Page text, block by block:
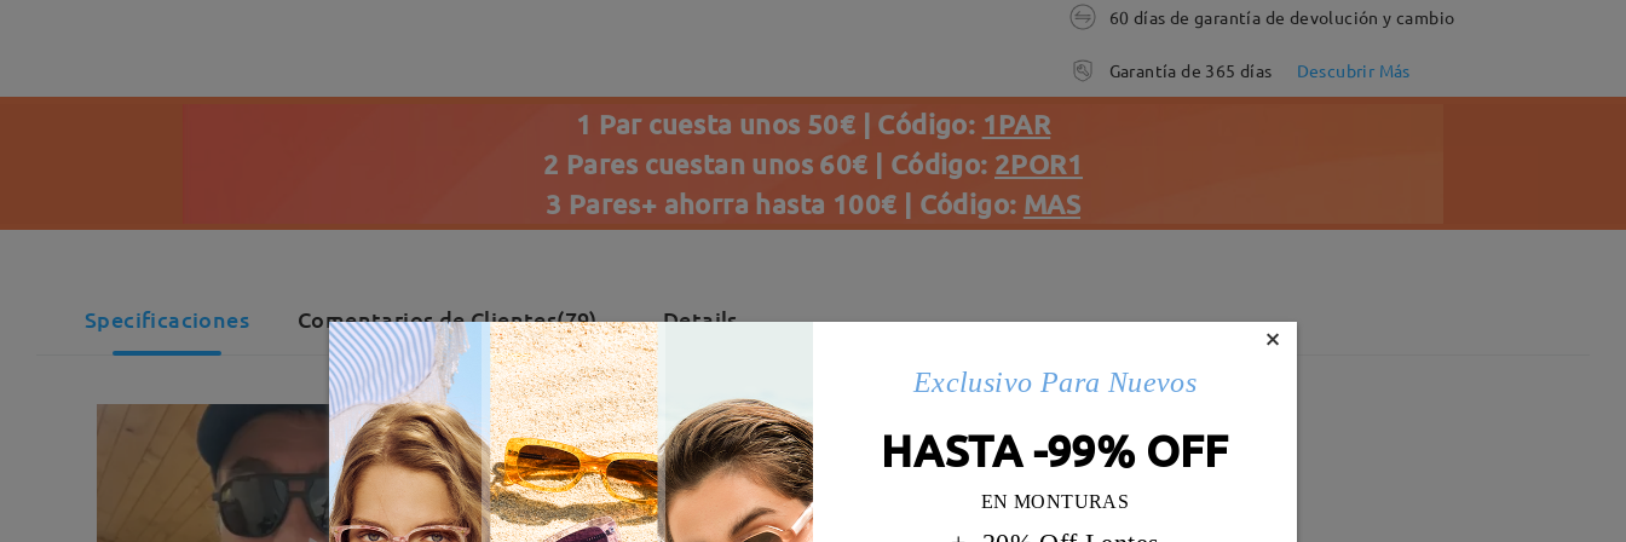
60 días de garantía de devolución y cambio
Garantía de 365 días Descubrir Más
1 Par cuesta unos 50€ | Código: 1PAR
2 Pares cuestan unos 60€ | Código: 2POR1
3 Pares+ ahorra hasta 100€ | Código: MAS
Specificaciones Comentarios de Clientes(79) Details ×
Exclusivo Para Nuevos
HASTA -99% OFF
EN MONTURAS